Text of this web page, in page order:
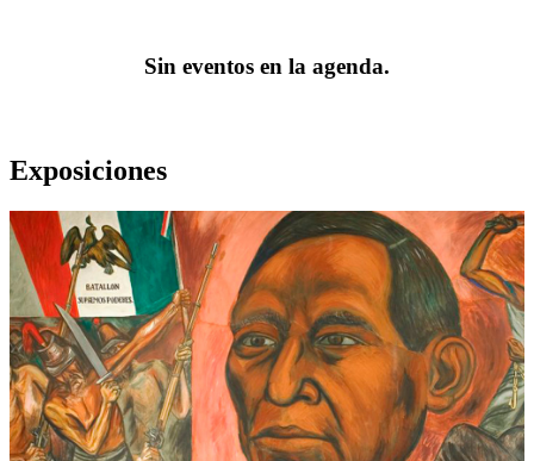
Sin eventos en la agenda.
Exposiciones